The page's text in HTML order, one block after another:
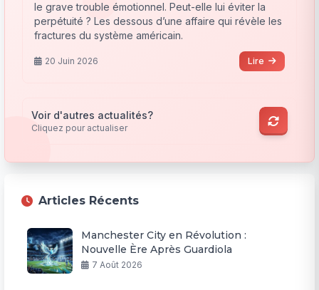
le grave trouble émotionnel. Peut-elle lui éviter la
perpétuité ? Les dessous d’une affaire qui révèle les
fractures du système américain.
20 Juin 2026 Lire
Voir d'autres actualités?
Cliquez pour actualiser
Articles Récents
Manchester City en Révolution :
Nouvelle Ère Après Guardiola
7 Août 2026